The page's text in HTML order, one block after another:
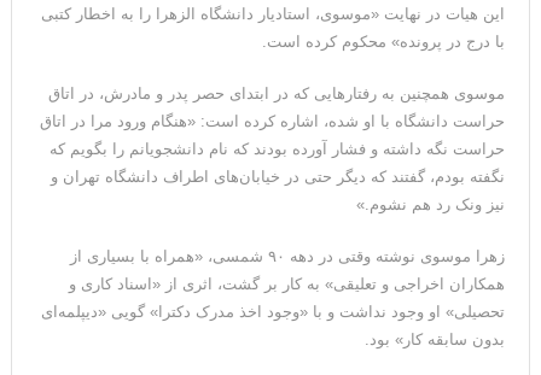
این هیات در نهایت «موسوی، استادیار دانشگاه الزهرا را به اخطار کتبی
با درج در پرونده» محکوم کرده است.
موسوی همچنین به رفتار‌هایی که در ابتدای حصر پدر و مادرش، در اتاق
حراست دانشگاه با او شده، اشاره کرده است: «هنگام ورود مرا در اتاق
حراست نگه داشته و فشار آورده بودند که نام دانشجویانم را بگویم که
نگفته بودم، گفتند که دیگر حتی در خیابان‌های اطراف دانشگاه تهران و
نیز ونک رد هم نشوم.»
زهرا موسوی نوشته وقتی در دهه ۹۰ شمسی، «همراه با بسیاری از
همکاران اخراجی و‌ تعلیقی» به کار بر گشت، اثری از «اسناد کاری و
تحصیلی» او وجود نداشت و با «وجود اخذ مدرک دکترا» گویی «دیپلمه‌ای
بدون سابقه کار» بود.